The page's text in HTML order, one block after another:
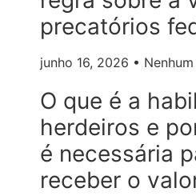
precatórios
junho 16, 2026
O que é a
herdeiros e
é necessária
receber o